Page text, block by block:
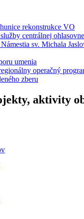
aktivity